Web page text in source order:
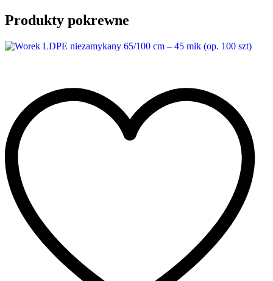
Produkty pokrewne